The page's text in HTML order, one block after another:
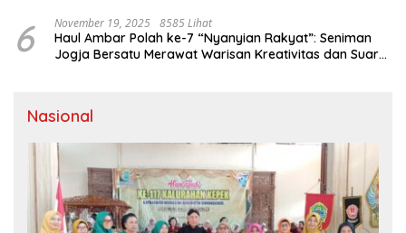
6 November 19, 2025 8585 Lihat
Haul Ambar Polah ke-7 “Nyanyian Rakyat”: Seniman
Jogja Bersatu Merawat Warisan Kreativitas dan Suara
Nasional